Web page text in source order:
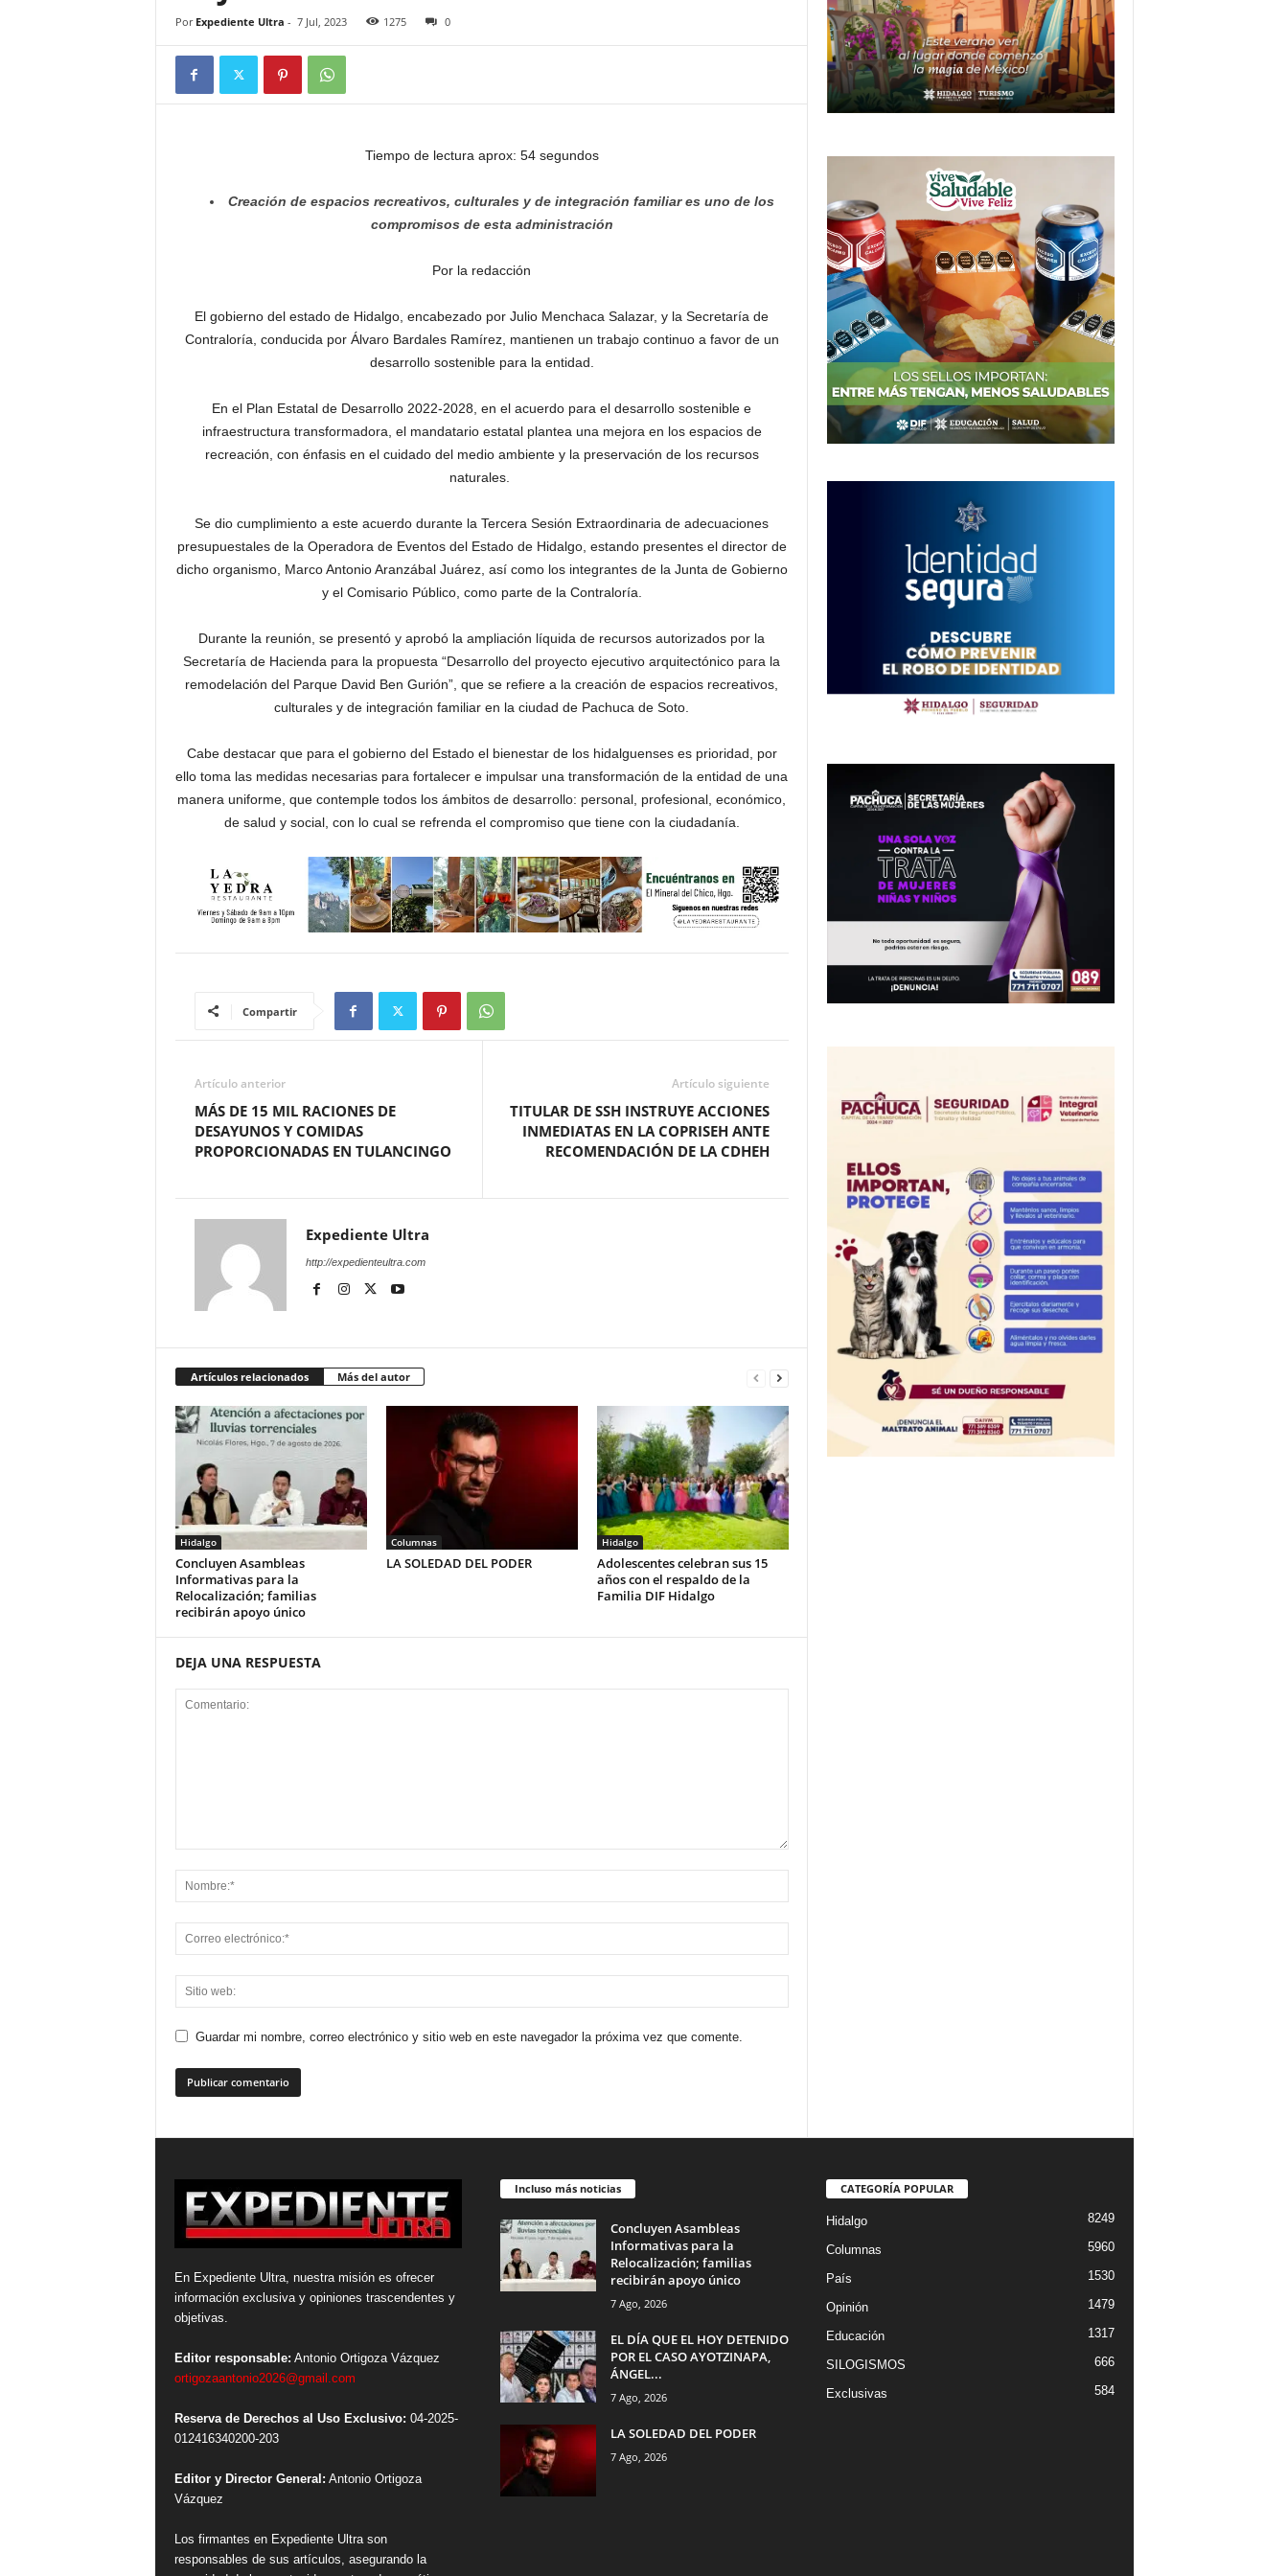
Por Expediente Ultra - 7 Jul, 2023 1275 0
Tiempo de lectura aprox: 54 segundos
Creación de espacios recreativos, culturales y de integración familiar es uno de los
compromisos de esta administración
Por la redacción
El gobierno del estado de Hidalgo, encabezado por Julio Menchaca Salazar, y la Secretaría de
Contraloría, conducida por Álvaro Bardales Ramírez, mantienen un trabajo continuo a favor de un
desarrollo sostenible para la entidad.
En el Plan Estatal de Desarrollo 2022-2028, en el acuerdo para el desarrollo sostenible e
infraestructura transformadora, el mandatario estatal plantea una mejora en los espacios de
recreación, con énfasis en el cuidado del medio ambiente y la preservación de los recursos
naturales.
Se dio cumplimiento a este acuerdo durante la Tercera Sesión Extraordinaria de adecuaciones
presupuestales de la Operadora de Eventos del Estado de Hidalgo, estando presentes el director de
dicho organismo, Marco Antonio Aranzábal Juárez, así como los integrantes de la Junta de Gobierno
y el Comisario Público, como parte de la Contraloría.
Durante la reunión, se presentó y aprobó la ampliación líquida de recursos autorizados por la
Secretaría de Hacienda para la propuesta “Desarrollo del proyecto ejecutivo arquitectónico para la
remodelación del Parque David Ben Gurión”, que se refiere a la creación de espacios recreativos,
culturales y de integración familiar en la ciudad de Pachuca de Soto.
Cabe destacar que para el gobierno del Estado el bienestar de los hidalguenses es prioridad, por
ello toma las medidas necesarias para fortalecer e impulsar una transformación de la entidad de una
manera uniforme, que contemple todos los ámbitos de desarrollo: personal, profesional, económico,
de salud y social, con lo cual se refrenda el compromiso que tiene con la ciudadanía.
Compartir
Artículo anterior
MÁS DE 15 MIL RACIONES DE
DESAYUNOS Y COMIDAS
PROPORCIONADAS EN TULANCINGO
Artículo siguiente
TITULAR DE SSH INSTRUYE ACCIONES
INMEDIATAS EN LA COPRISEH ANTE
RECOMENDACIÓN DE LA CDHEH
Expediente Ultra
http://expedienteultra.com
Artículos relacionados Más del autor
Hidalgo
Concluyen Asambleas
Informativas para la
Relocalización; familias
recibirán apoyo único
Columnas
LA SOLEDAD DEL PODER
Hidalgo
Adolescentes celebran sus 15
años con el respaldo de la
Familia DIF Hidalgo
DEJA UNA RESPUESTA
Guardar mi nombre, correo electrónico y sitio web en este navegador la próxima vez que comente.
En Expediente Ultra, nuestra misión es ofrecer
información exclusiva y opiniones trascendentes y
objetivas.
Editor responsable: Antonio Ortigoza Vázquez
ortigozaantonio2026@gmail.com
Reserva de Derechos al Uso Exclusivo: 04-2025-
012416340200-203
Editor y Director General: Antonio Ortigoza
Vázquez
Los firmantes en Expediente Ultra son
responsables de sus artículos, asegurando la
Incluso más noticias
Concluyen Asambleas
Informativas para la
Relocalización; familias
recibirán apoyo único
7 Ago, 2026
EL DÍA QUE EL HOY DETENIDO
POR EL CASO AYOTZINAPA,
ÁNGEL...
7 Ago, 2026
LA SOLEDAD DEL PODER
7 Ago, 2026
CATEGORÍA POPULAR
Hidalgo 8249
Columnas 5960
País 1530
Opinión 1479
Educación 1317
SILOGISMOS 666
Exclusivas 584